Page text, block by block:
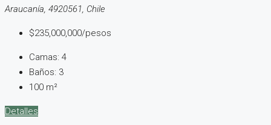
Araucanía, 4920561, Chile
$235,000,000/pesos
Camas: 4
Baños: 3
100 m²
Detalles